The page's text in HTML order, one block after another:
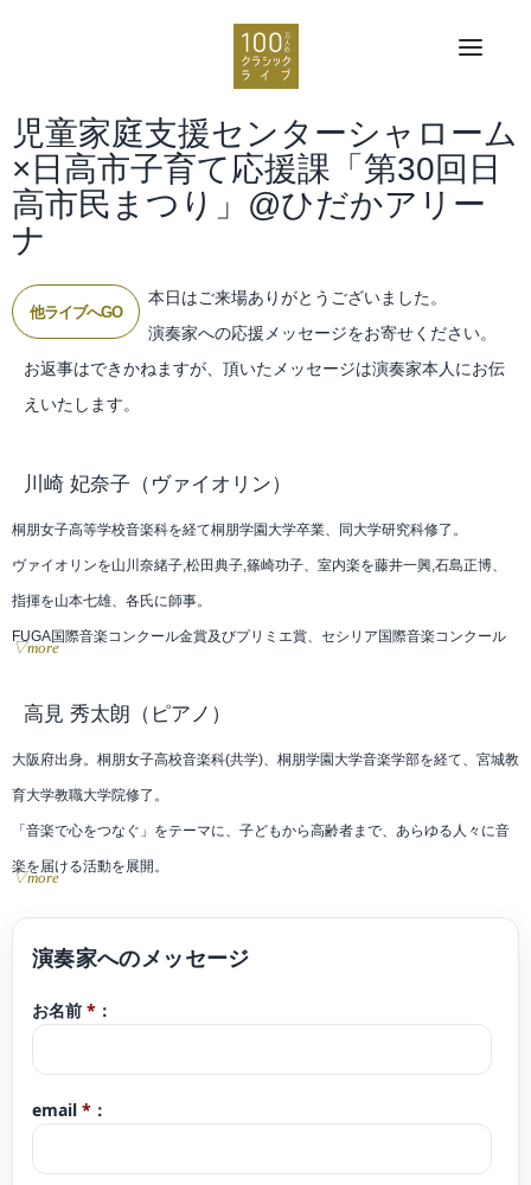
児童家庭支援センターシャローム
×日高市子育て応援課「第30回日
高市民まつり」@ひだかアリー
ナ
他ライブへGO
本日はご来場ありがとうございました。
演奏家への応援メッセージをお寄せください。
お返事はできかねますが、頂いたメッセージは演奏家本人にお伝
えいたします。
川崎 妃奈子 （ヴァイオリン）
桐朋女子高等学校音楽科を経て桐朋学園大学卒業、同大学研究科修了。
ヴァイオリンを山川奈緒子,松田典子,篠崎功子、室内楽を藤井一興,石島正博、
指揮を山本七雄、各氏に師事。
FUGA国際音楽コンクール金賞及びプリミエ賞、セシリア国際音楽コンクール
ソロ,室内楽,オーケストラでの演奏を行いながら、同年代の作曲家による作品の
▽more
高見 秀太朗 （ピアノ）
大阪府出身。桐朋女子高校音楽科(共学)、桐朋学園大学音楽学部を経て、宮城教
育大学教職大学院修了。
「音楽で心をつなぐ」をテーマに、子どもから高齢者まで、あらゆる人々に音
楽を届ける活動を展開。
的に活動している。
ァルテウム国際夏期アカデミーコンクール入賞。高校/大学卒業演奏会、日本調
律師協会関東支部 新人演奏会出演。ピアノを木村徹氏・仲道郁代氏、作編曲を
▽more
お名前 * ：
email * ：